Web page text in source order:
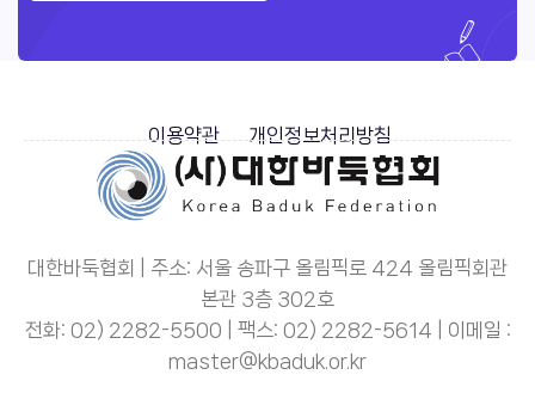
이용약관 개인정보처리방침
대한바둑협회 | 주소: 서울 송파구 올림픽로 424 올림픽회관
본관 3층 302호
전화: 02) 2282-5500 | 팩스: 02) 2282-5614 | 이메일 :
master@kbaduk.or.kr